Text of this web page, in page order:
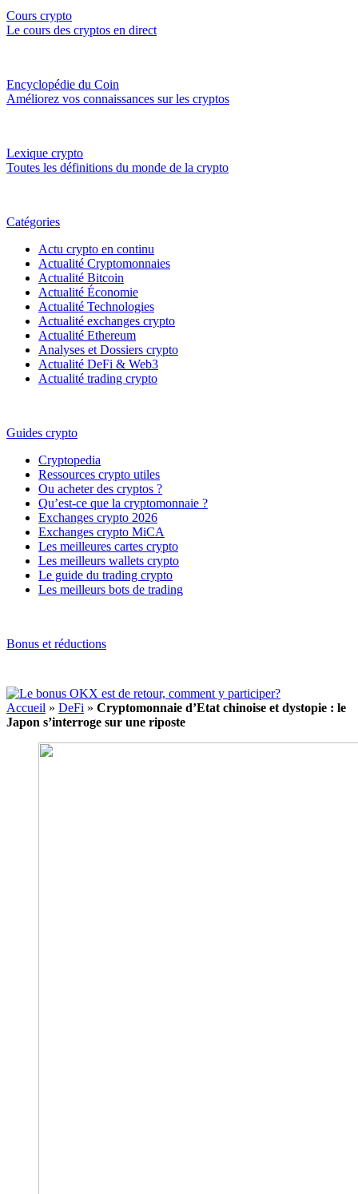
Cours crypto
Le cours des cryptos en direct
Encyclopédie du Coin
Améliorez vos connaissances sur les cryptos
Lexique crypto
Toutes les définitions du monde de la crypto
Catégories
Actu crypto en continu
Actualité Cryptomonnaies
Actualité Bitcoin
Actualité Économie
Actualité Technologies
Actualité exchanges crypto
Actualité Ethereum
Analyses et Dossiers crypto
Actualité DeFi & Web3
Actualité trading crypto
Guides crypto
Cryptopedia
Ressources crypto utiles
Ou acheter des cryptos ?
Qu’est-ce que la cryptomonnaie ?
Exchanges crypto 2026
Exchanges crypto MiCA
Les meilleures cartes crypto
Les meilleurs wallets crypto
Le guide du trading crypto
Les meilleurs bots de trading
Bonus et réductions
Accueil » DeFi » Cryptomonnaie d’Etat chinoise et dystopie : le
Japon s’interroge sur une riposte